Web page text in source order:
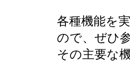
各種機能を
ので、ぜひ
その主要な